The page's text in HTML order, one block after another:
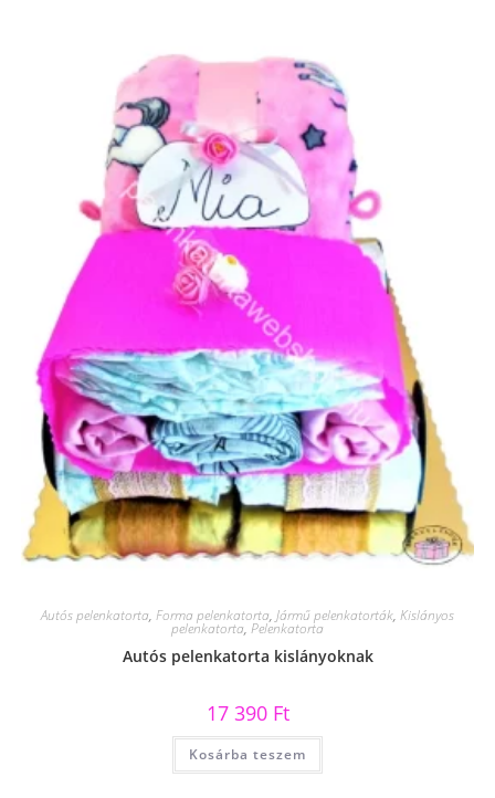
Autós pelenkatorta, Forma pelenkatorta, Jármű pelenkatorták, Kislányos
pelenkatorta, Pelenkatorta
Autós pelenkatorta kislányoknak
17 390 Ft
Kosárba teszem